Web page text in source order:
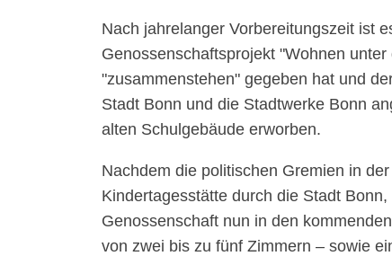
Nach jahrelanger Vorbereitungszeit ist
Genossenschaftsprojekt Wohnen unter
zusammenstehen gegeben hat und
Stadt Bonn und die Stadtwerke Bonn
alten Schulgebäude erworben.
Nachdem die politischen Gremien in
Kindertagesstätte durch die Stadt
Genossenschaft nun in den
von zwei bis zu fünf Zimmern – sowie